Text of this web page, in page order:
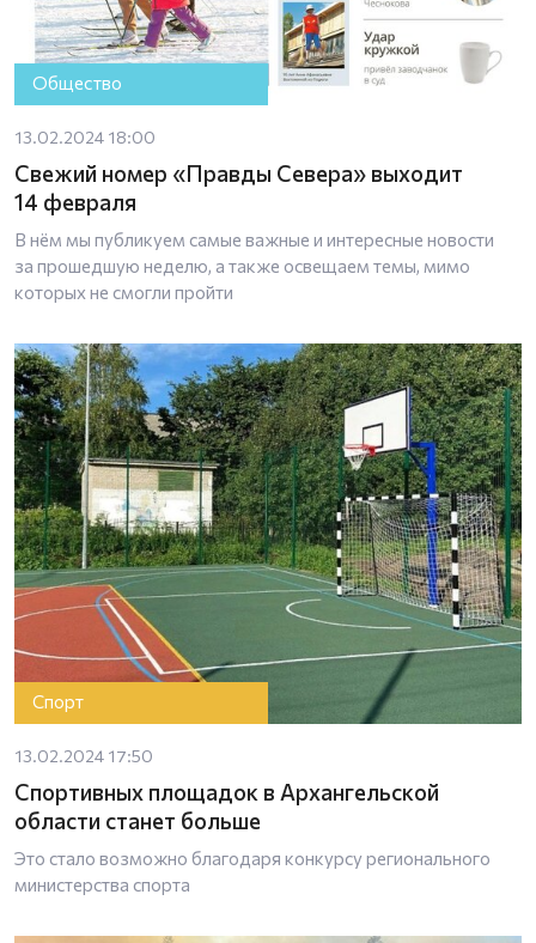
Общество
13.02.2024 18:00
Свежий номер «Правды Севера» выходит
14 февраля
В нём мы публикуем самые важные и интересные новости
за прошедшую неделю, а также освещаем темы, мимо
которых не смогли пройти
Спорт
13.02.2024 17:50
Спортивных площадок в Архангельской
области станет больше
Это стало возможно благодаря конкурсу регионального
министерства спорта